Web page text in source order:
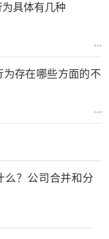
具体有几种
为存在哪些方面的不
么？公司合并和分